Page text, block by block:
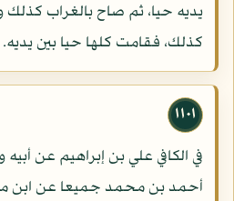
يديه حيا، ثم صاح بالغراب كذلك
كذلك، فقامت كلها حيا بين يديه.
١١٠١
في الكافي علي بن إبراهيم عن
أحمد بن محمد جميعا عن ابن